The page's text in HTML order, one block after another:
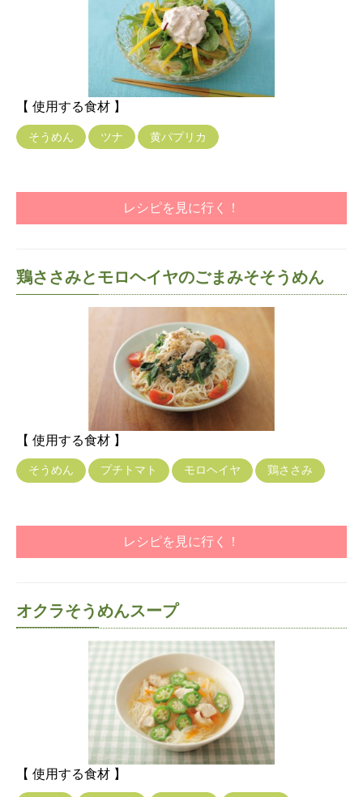
【 使用する食材 】
そうめん ツナ 黄パプリカ
レシピを見に行く！
鶏ささみとモロヘイヤのごまみそそうめん
【 使用する食材 】
そうめん プチトマト モロヘイヤ 鶏ささみ
レシピを見に行く！
オクラそうめんスープ
【 使用する食材 】